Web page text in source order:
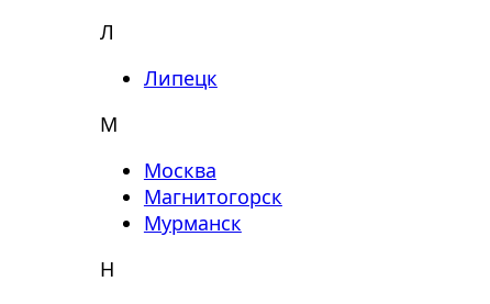
Л
Липецк
М
Москва
Магнитогорск
Мурманск
Н